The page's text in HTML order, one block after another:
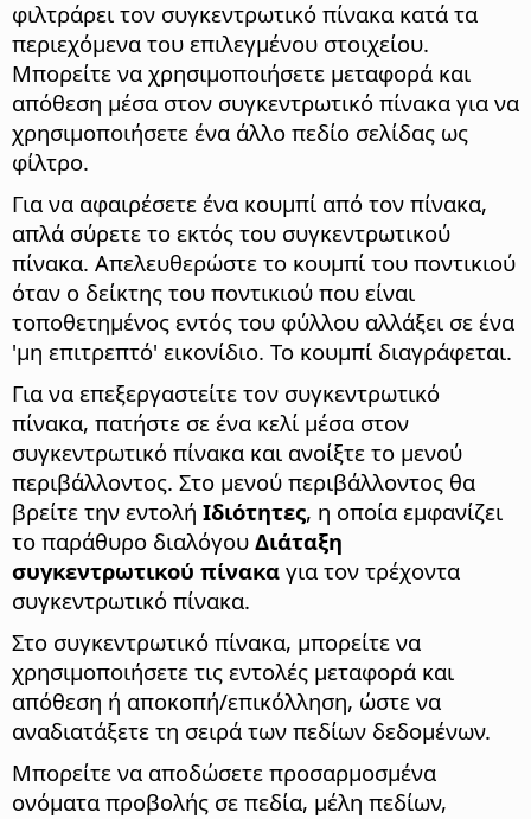
φιλτράρει τον συγκεντρωτικό πίνακα κατά τα
περιεχόμενα του επιλεγμένου στοιχείου.
Μπορείτε να χρησιμοποιήσετε μεταφορά και
απόθεση μέσα στον συγκεντρωτικό πίνακα για να
χρησιμοποιήσετε ένα άλλο πεδίο σελίδας ως
φίλτρο.
Για να αφαιρέσετε ένα κουμπί από τον πίνακα,
απλά σύρετε το εκτός του συγκεντρωτικού
πίνακα. Απελευθερώστε το κουμπί του ποντικιού
όταν ο δείκτης του ποντικιού που είναι
τοποθετημένος εντός του φύλλου αλλάξει σε ένα
'μη επιτρεπτό' εικονίδιο. Το κουμπί διαγράφεται.
Για να επεξεργαστείτε τον συγκεντρωτικό
πίνακα, πατήστε σε ένα κελί μέσα στον
συγκεντρωτικό πίνακα και ανοίξτε το μενού
περιβάλλοντος. Στο μενού περιβάλλοντος θα
βρείτε την εντολή Ιδιότητες, η οποία εμφανίζει
το παράθυρο διαλόγου Διάταξη
συγκεντρωτικού πίνακα για τον τρέχοντα
συγκεντρωτικό πίνακα.
Στο συγκεντρωτικό πίνακα, μπορείτε να
χρησιμοποιήσετε τις εντολές μεταφορά και
απόθεση ή αποκοπή/επικόλληση, ώστε να
αναδιατάξετε τη σειρά των πεδίων δεδομένων.
Μπορείτε να αποδώσετε προσαρμοσμένα
ονόματα προβολής σε πεδία, μέλη πεδίων,